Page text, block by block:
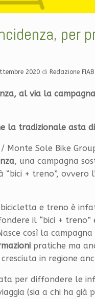
per
2020 di Redazione
al via la
la tradizionale asta
Monte Sole Bike
, una campagna
“bici + treno”,
bicicletta e treno è
il “bici +
così la
pratiche ma
in regione
per diffondere le
(sia a chi ha